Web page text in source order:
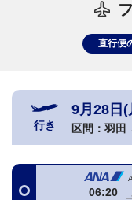
直行便
行き
9月28日(
区間： 羽田
06:20